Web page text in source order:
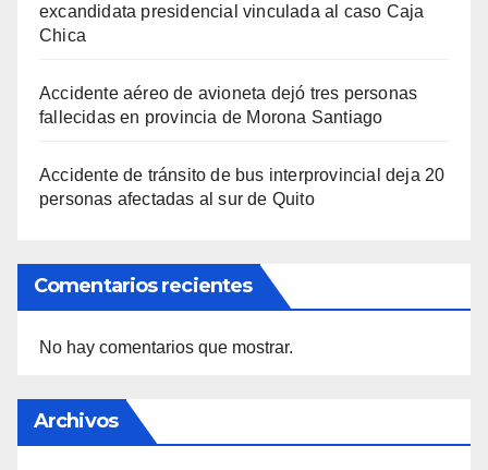
excandidata presidencial vinculada al caso Caja
Chica
Accidente aéreo de avioneta dejó tres personas
fallecidas en provincia de Morona Santiago
Accidente de tránsito de bus interprovincial deja 20
personas afectadas al sur de Quito
Comentarios recientes
No hay comentarios que mostrar.
Archivos